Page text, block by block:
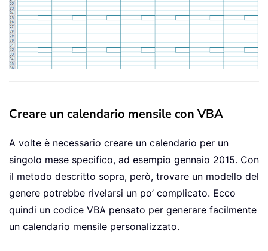
Creare un calendario mensile con VBA
A volte è necessario creare un calendario per un
singolo mese specifico, ad esempio gennaio 2015. Con
il metodo descritto sopra, però, trovare un modello del
genere potrebbe rivelarsi un po’ complicato. Ecco
quindi un codice VBA pensato per generare facilmente
un calendario mensile personalizzato.